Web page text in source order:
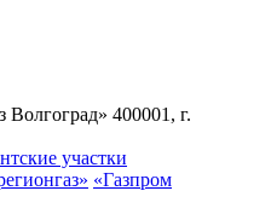
400001, г.
участки
«Газпром